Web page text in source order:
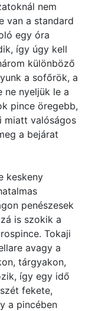
nem
van a standard
egy óra
így úgy kell
különböző
a sofőrök, a
ne nyeljük le a
pince öregebb,
miatt valóságos
a bejárat
keskeny
penészesek
is szokik a
Tokaji
avagy a
tárgyakon,
így egy idő
fekete,
a pincében